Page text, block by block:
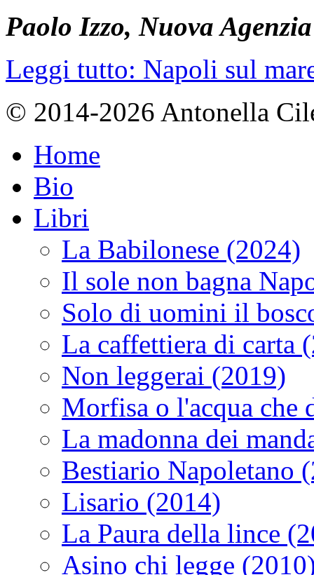
Paolo Izzo, Nuova
Leggi tutto: Napoli sul
© 2014-2026 Antonella
Home
Bio
Libri
La Babilonese (2024)
Il sole non bagna
Solo di uomini il
La caffettiera di carta
Non leggerai (2019)
Morfisa o l'acqua che
La madonna dei
Bestiario Napoletano
Lisario (2014)
La Paura della lince
Asino chi legge